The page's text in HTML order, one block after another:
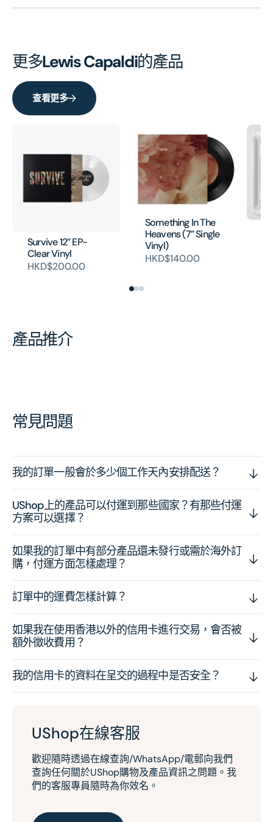
更多Lewis Capaldi的產品
查看更多
Survive 12” EP-
Clear Vinyl
HKD$200.00
Something In The
Heavens (7” Single
Vinyl)
HKD$140.00
產品推介
常見問題
我的訂單一般會於多少個工作天內安排配送？
UShop上的產品可以付運到那些國家？有那些付運
方案可以選擇？
如果我的訂單中有部分產品還未發行或需於海外訂
購，付運方面怎樣處理？
訂單中的運費怎樣計算？
如果我在使用香港以外的信用卡進行交易，會否被
額外徵收費用？
我的信用卡的資料在呈交的過程中是否安全？
UShop在線客服
歡迎隨時透過在線查詢/WhatsApp/電郵向我們
查詢任何關於UShop購物及產品資訊之問題。我
們的客服專員隨時為你效名。